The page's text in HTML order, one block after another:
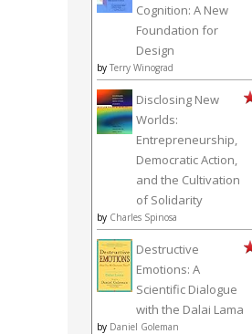
Cognition: A New
Foundation for
Design
by Terry Winograd
Disclosing New
Worlds:
Entrepreneurship,
Democratic Action,
and the Cultivation
of Solidarity
by Charles Spinosa
Destructive
Emotions: A
Scientific Dialogue
with the Dalai Lama
by Daniel Goleman